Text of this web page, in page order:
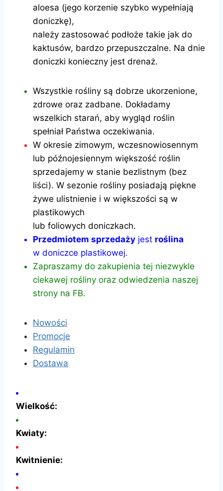
aloesa (jego korzenie szybko wypełniają
doniczkę),
należy zastosować podłoże takie jak do
kaktusów, bardzo przepuszczalne. Na dnie
doniczki konieczny jest drenaż.
Wszystkie rośliny są dobrze ukorzenione,
zdrowe oraz zadbane. Dokładamy
wszelkich starań, aby wygląd roślin
spełniał Państwa oczekiwania.
W okresie zimowym, wczesnowiosennym
lub późnojesiennym większość roślin
sprzedajemy w stanie bezlistnym (bez
liści). W sezonie rośliny posiadają piękne
żywe ulistnienie i w większości są w
plastikowych
lub foliowych doniczkach.
Przedmiotem sprzedaży jest roślina
w doniczce plastikowej.
Zapraszamy do zakupienia tej niezwykle
ciekawej rośliny oraz odwiedzenia naszej
strony na FB.
Nowości
Promocje
Regulamin
Dostawa
Wielkość:
Kwiaty:
Kwitnienie: